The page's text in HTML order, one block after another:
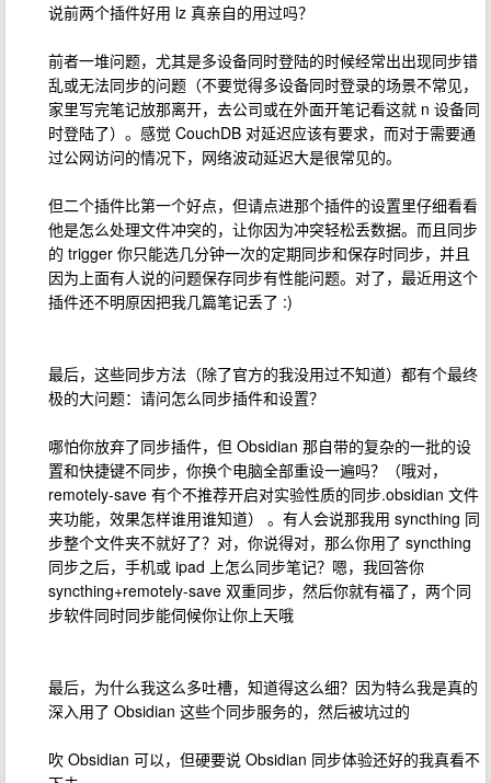
说前两个插件好用 lz 真亲自的用过吗？
前者一堆问题，尤其是多设备同时登陆的时候经常出出现同步错
乱或无法同步的问题（不要觉得多设备同时登录的场景不常见，
家里写完笔记放那离开，去公司或在外面开笔记看这就 n 设备同
时登陆了）。感觉 CouchDB 对延迟应该有要求，而对于需要通
过公网访问的情况下，网络波动延迟大是很常见的。
但二个插件比第一个好点，但请点进那个插件的设置里仔细看看
他是怎么处理文件冲突的，让你因为冲突轻松丢数据。而且同步
的 trigger 你只能选几分钟一次的定期同步和保存时同步，并且
因为上面有人说的问题保存同步有性能问题。对了，最近用这个
插件还不明原因把我几篇笔记丢了 :)
最后，这些同步方法（除了官方的我没用过不知道）都有个最终
极的大问题：请问怎么同步插件和设置？
哪怕你放弃了同步插件，但 Obsidian 那自带的复杂的一批的设
置和快捷键不同步，你换个电脑全部重设一遍吗？（哦对，
remotely-save 有个不推荐开启对实验性质的同步.obsidian 文件
夹功能，效果怎样谁用谁知道） 。有人会说那我用 syncthing 同
步整个文件夹不就好了？对，你说得对，那么你用了 syncthing
同步之后，手机或 ipad 上怎么同步笔记？嗯，我回答你
syncthing+remotely-save 双重同步，然后你就有福了，两个同
步软件同时同步能伺候你让你上天哦
最后，为什么我这么多吐槽，知道得这么细？因为特么我是真的
深入用了 Obsidian 这些个同步服务的，然后被坑过的
吹 Obsidian 可以，但硬要说 Obsidian 同步体验还好的我真看不